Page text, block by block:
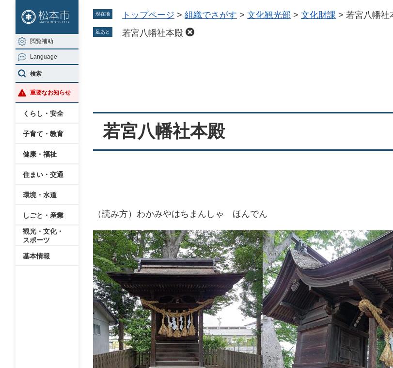
ジ
の
先
頭
で
す
ュ
ー
を
飛
ば
し
閲覧補助
Language
検索
重要なお知らせ
くらし・安全
子育て・教育
健康・福祉
住まい・交通
環境・水道
しごと・産業
観光・文化・
スポーツ
基本情報
現在地 トップページ > 組織でさがす > 文化観光部 > 文化財課 > 若宮八幡社
足あと 若宮八幡社本殿
若宮八幡社本殿
（読み方）わかみやはちまんしゃ ほんでん